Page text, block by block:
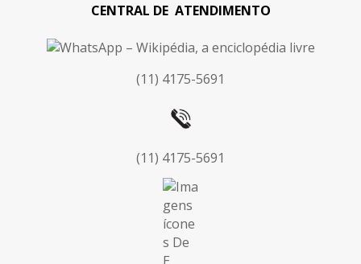
CENTRAL DE ATENDIMENTO
(11) 4175-5691
(11) 4175-5691